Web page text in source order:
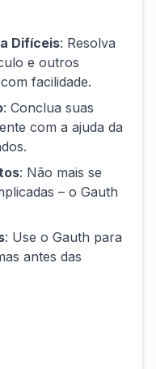
Difíceis: Resolva
e outros
facilidade.
: Conclua suas
com a ajuda da
: Não mais se
– o Gauth
: Use o Gauth para
antes das